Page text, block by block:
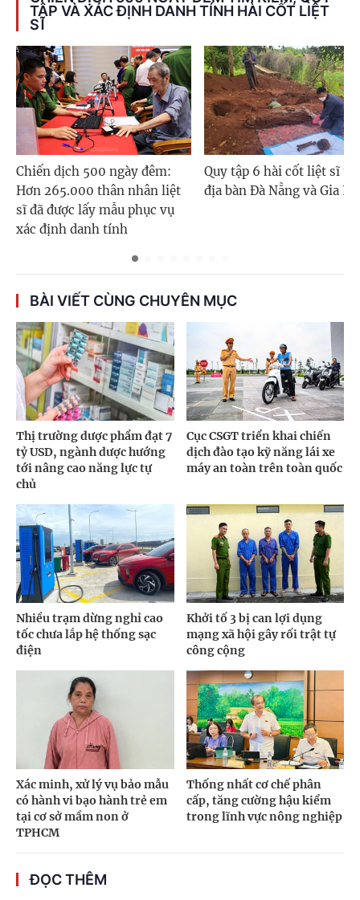
TẬP VÀ XÁC ĐỊNH DANH TÍNH HÀI CỐT LIỆT
SĨ
Chiến dịch 500 ngày đêm:
Hơn 265.000 thân nhân liệt
sĩ đã được lấy mẫu phục vụ
xác định danh tính
Quy tập 6 hài cốt liệt sĩ
địa bàn Đà Nẵng và Gia Lai
BÀI VIẾT CÙNG CHUYÊN MỤC
Thị trường dược phẩm đạt 7
tỷ USD, ngành dược hướng
tới nâng cao năng lực tự
chủ
Cục CSGT triển khai chiến
dịch đào tạo kỹ năng lái xe
máy an toàn trên toàn quốc
Nhiều trạm dừng nghỉ cao
tốc chưa lắp hệ thống sạc
điện
Khởi tố 3 bị can lợi dụng
mạng xã hội gây rối trật tự
công cộng
Xác minh, xử lý vụ bảo mẫu
có hành vi bạo hành trẻ em
tại cơ sở mầm non ở
TPHCM
Thống nhất cơ chế phân
cấp, tăng cường hậu kiểm
trong lĩnh vực nông nghiệp
ĐỌC THÊM